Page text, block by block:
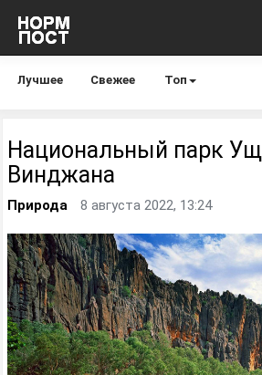
Лучшее Свежее Топ
Национальный парк
Винджана
Природа 8 августа 2022, 13:24